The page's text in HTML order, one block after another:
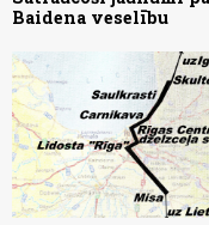
Baidena veselību